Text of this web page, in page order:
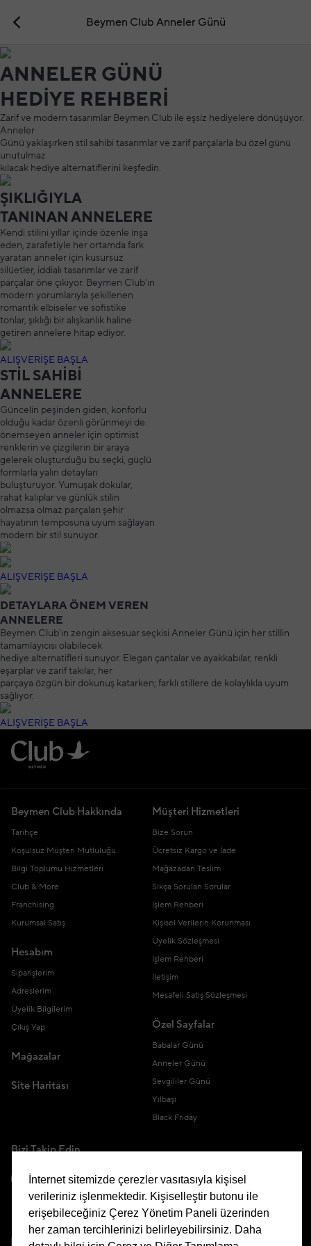
Beymen Club Anneler Günü
ANNELER GÜNÜ
HEDİYE REHBERİ
Zarif ve modern tasarımlar Beymen Club ile eşsiz hediyelere dönüşüyor.
Anneler
Günü yaklaşırken stil sahibi tasarımlar ve zarif parçalarla bu özel günü
unutulmaz
kılacak hediye alternatiflerini keşfedin.
ŞIKLIĞIYLA
TANINAN ANNELERE
Kendi stilini yıllar içinde özenle inşa
eden, zarafetiyle her ortamda fark
yaratan anneler için kusursuz
silüetler, iddialı tasarımlar ve zarif
parçalar öne çıkıyor. Beymen Club'ın
modern yorumlarıyla şekillenen
romantik elbiseler ve sofistike
tonlar, şıklığı bir alışkanlık haline
getiren annelere hitap ediyor.
ALIŞVERİŞE BAŞLA
STİL SAHİBİ
ANNELERE
Güncelin peşinden giden, konforlu
olduğu kadar özenli görünmeyi de
önemseyen anneler için optimist
renklerin ve çizgilerin bir araya
gelerek oluşturduğu bu seçki, güçlü
formlarla yalın detayları
buluşturuyor. Yumuşak dokular,
rahat kalıplar ve günlük stilin
olmazsa olmaz parçaları şehir
hayatının temposuna uyum sağlayan
modern bir stil sunuyor.
ALIŞVERİŞE BAŞLA
DETAYLARA ÖNEM VEREN
ANNELERE
Beymen Club'ın zengin aksesuar seçkisi Anneler Günü için her stillin
tamamlayıcısı olabilecek
hediye alternatifleri sunuyor. Elegan çantalar ve ayakkabılar, renkli
eşarplar ve zarif takılar, her
parçaya özgün bir dokunuş katarken; farklı stillere de kolaylıkla uyum
sağlıyor.
ALIŞVERİŞE BAŞLA
Beymen Club Hakkında
Tarihçe
Koşulsuz Müşteri Mutluluğu
Bilgi Toplumu Hizmetleri
Club & More
Franchising
Kurumsal Satış
Hesabım
Siparişlerim
Adreslerim
Üyelik Bilgilerim
Çıkış Yap
Mağazalar
Site Haritası
Müşteri Hizmetleri
Bize Sorun
Ücretsiz Kargo ve İade
Mağazadan Teslim
Sıkça Sorulan Sorular
İşlem Rehberi
Kişisel Verilerin Korunması
Üyelik Sözleşmesi
İşlem Rehberi
İletişim
Mesafeli Satış Sözleşmesi
Özel Sayfalar
Babalar Günü
Anneler Günü
Sevgililer Günü
Yılbaşı
Black Friday
Bizi Takip Edin
Uygulamamızı İndirin
İnternet sitemizde çerezler vasıtasıyla kişisel
verileriniz işlenmektedir. Kişiselleştir butonu ile
erişebileceğiniz Çerez Yönetim Paneli üzerinden
her zaman tercihlerinizi belirleyebilirsiniz. Daha